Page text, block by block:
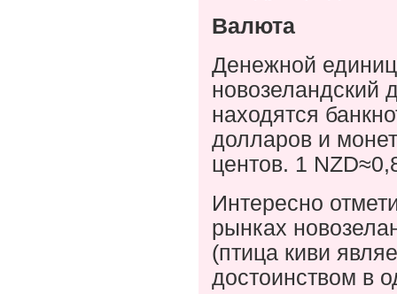
Валюта
Денежной
новозеландский
находятся
долларов и
центов. 1 NZ
Интересно
рынках
(птица киви
достоинством в